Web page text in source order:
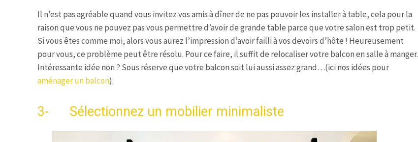
Il n’est pas agréable quand vous invitez vos amis à dîner de ne pas pouvoir les installer à table, cela pour la
raison que vous ne pouvez pas vous permettre d’avoir de grande table parce que votre salon est trop petit.
Si vous êtes comme moi, alors vous aurez l’impression d’avoir failli à vos devoirs d’hôte ! Heureusement
pour vous, ce problème peut être résolu. Pour ce faire, il suffit de relocaliser votre balcon en salle à manger.
Intéressante idée non ? Sous réserve que votre balcon soit lui aussi assez grand…(ici nos idées pour
aménager un balcon).
3- Sélectionnez un mobilier minimaliste